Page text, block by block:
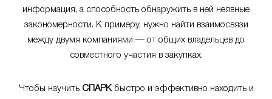
информация, а способность обнаружить в ней неявные
закономерности. К примеру, нужно найти взаимосвязи
между двумя компаниями — от общих владельцев до
совместного участия в закупках.
Чтобы научить СПАРКбыстро и эффективно находить и